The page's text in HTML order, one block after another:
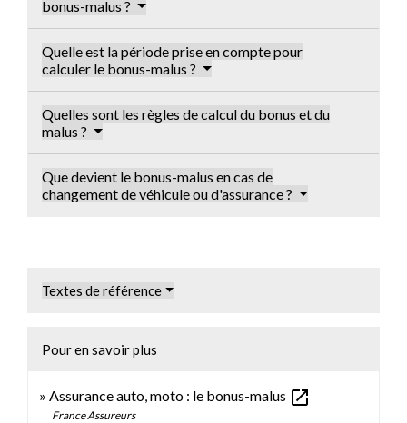
bonus-malus ?
Quelle est la période prise en compte pour
calculer le bonus-malus ?
Quelles sont les règles de calcul du bonus et du
malus ?
Que devient le bonus-malus en cas de
changement de véhicule ou d'assurance ?
Textes de référence
Pour en savoir plus
Assurance auto, moto : le bonus-malus open_in_new
France Assureurs